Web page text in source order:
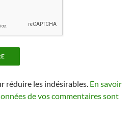
réduire les indésirables. En savoir
de vos commentaires sont